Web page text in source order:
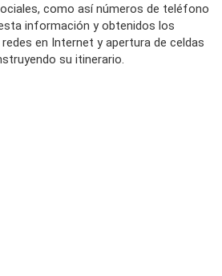
como así números de teléfono
información y obtenidos los
en Internet y apertura de celdas
su itinerario.